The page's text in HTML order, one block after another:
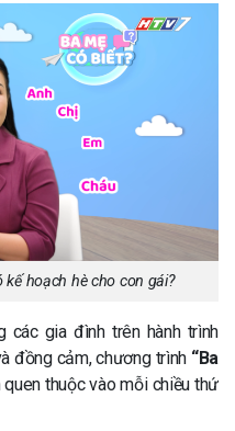
hoạch hè cho con gái?
các gia đình trên hành trình
đồng cảm, chương trình “Ba
thuộc vào mỗi chiều thứ